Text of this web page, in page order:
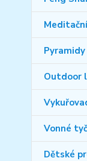
Pyramidy
Outdoor
Vonné
Dětské